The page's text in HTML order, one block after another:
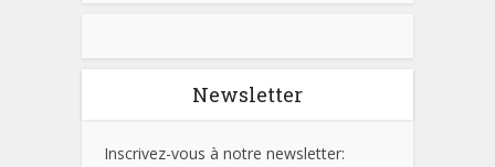
Newsletter
Inscrivez-vous à notre newsletter: